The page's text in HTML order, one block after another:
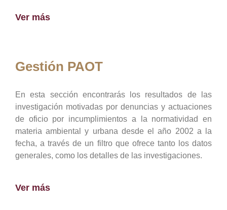
Ver más
Gestión PAOT
En esta sección encontrarás los resultados de las
investigación motivadas por denuncias y actuaciones
de oficio por incumplimientos a la normatividad en
materia ambiental y urbana desde el año 2002 a la
fecha, a través de un filtro que ofrece tanto los datos
generales, como los detalles de las investigaciones.
Ver más